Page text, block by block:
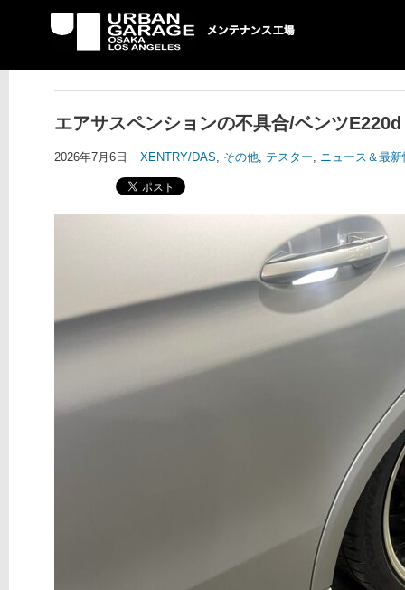
UG メンテナンス工場
エアサスペンションの不具合/ベンツE220d
2026年7月6日 XENTRY/DAS, その他, テスター, ニュース＆最新